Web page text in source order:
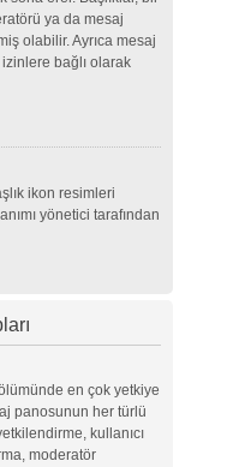
ya da mesaj
olabilir. Ayrıca mesaj
bağlı olarak
ikon resimleri
yönetici tarafından
en çok yetkiye
panosunun her türlü
kullanıcı
moderatör